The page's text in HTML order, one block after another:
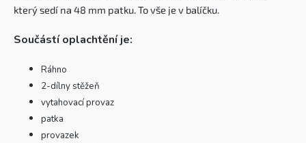
který sedí na 48 mm patku. To vše je v balíčku.
Součástí oplachtění je:
Ráhno
2-dílny stěžeň
vytahovací provaz
patka
provazek